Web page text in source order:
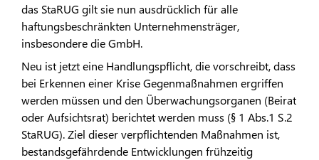
das StaRUG gilt sie nun ausdrücklich für alle
haftungsbeschränkten Unternehmensträger,
insbesondere die GmbH.
Neu ist jetzt eine Handlungspflicht, die vorschreibt, dass
bei Erkennen einer Krise Gegenmaßnahmen ergriffen
werden müssen und den Überwachungsorganen (Beirat
oder Aufsichtsrat) berichtet werden muss (§ 1 Abs.1 S.2
StaRUG). Ziel dieser verpflichtenden Maßnahmen ist,
bestandsgefährdende Entwicklungen frühzeitig